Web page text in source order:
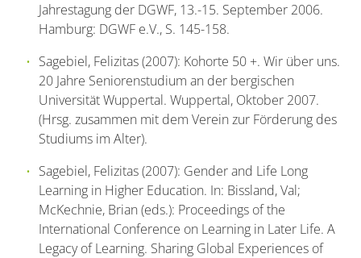
Jahrestagung der DGWF, 13.-15. September 2006.
Hamburg: DGWF e.V., S. 145-158.
Sagebiel, Felizitas (2007): Kohorte 50 +. Wir über uns.
20 Jahre Seniorenstudium an der bergischen
Universität Wuppertal. Wuppertal, Oktober 2007.
(Hrsg. zusammen mit dem Verein zur Förderung des
Studiums im Alter).
Sagebiel, Felizitas (2007): Gender and Life Long
Learning in Higher Education. In: Bissland, Val;
McKechnie, Brian (eds.): Proceedings of the
International Conference on Learning in Later Life. A
Legacy of Learning. Sharing Global Experiences of